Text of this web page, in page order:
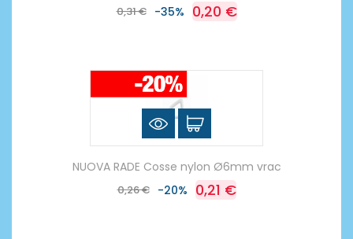
0,31 € -35% 0,20 €
NUOVA RADE Cosse nylon Ø6mm vrac
0,26 € -20% 0,21 €